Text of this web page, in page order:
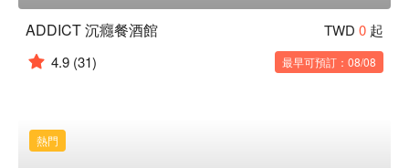
ADDICT 沉癮餐酒館 TWD 0 起
4.9 (31) 最早可預訂：08/08
熱門